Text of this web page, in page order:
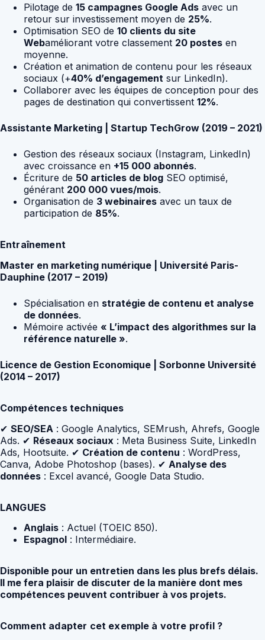
Pilotage de 15 campagnes Google Ads avec un
retour sur investissement moyen de 25%.
Optimisation SEO de 10 clients du site
Webaméliorant votre classement 20 postes en
moyenne.
Création et animation de contenu pour les réseaux
sociaux (+40% d’engagement sur LinkedIn).
Collaborer avec les équipes de conception pour des
pages de destination qui convertissent 12%.
Assistante Marketing | Startup TechGrow (2019 – 2021)
Gestion des réseaux sociaux (Instagram, LinkedIn)
avec croissance en +15 000 abonnés.
Écriture de 50 articles de blog SEO optimisé,
générant 200 000 vues/mois.
Organisation de 3 webinaires avec un taux de
participation de 85%.
Entraînement
Master en marketing numérique | Université Paris-
Dauphine (2017 – 2019)
Spécialisation en stratégie de contenu et analyse
de données.
Mémoire activée « L’impact des algorithmes sur la
référence naturelle ».
Licence de Gestion Economique | Sorbonne Université
(2014 – 2017)
Compétences techniques
✔ SEO/SEA : Google Analytics, SEMrush, Ahrefs, Google
Ads. ✔ Réseaux sociaux : Meta Business Suite, LinkedIn
Ads, Hootsuite. ✔ Création de contenu : WordPress,
Canva, Adobe Photoshop (bases). ✔ Analyse des
données : Excel avancé, Google Data Studio.
LANGUES
Anglais : Actuel (TOEIC 850).
Espagnol : Intermédiaire.
Disponible pour un entretien dans les plus brefs délais.
Il me fera plaisir de discuter de la manière dont mes
compétences peuvent contribuer à vos projets.
Comment adapter cet exemple à votre profil ?